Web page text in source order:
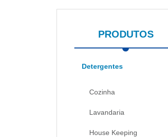
PRODUTOS
Detergentes
Cozinha
Lavandaria
House Keeping